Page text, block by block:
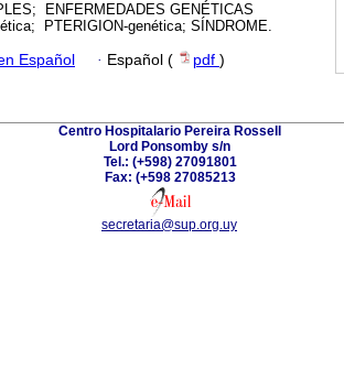
ENFERMEDADES GENÉTICAS
PTERIGION-genética; SÍNDROME.
Español · Español ( pdf )
Centro Hospitalario Pereira Rossell
Lord Ponsomby s/n
Tel.: (+598) 27091801
Fax: (+598 27085213
secretaria@sup.org.uy